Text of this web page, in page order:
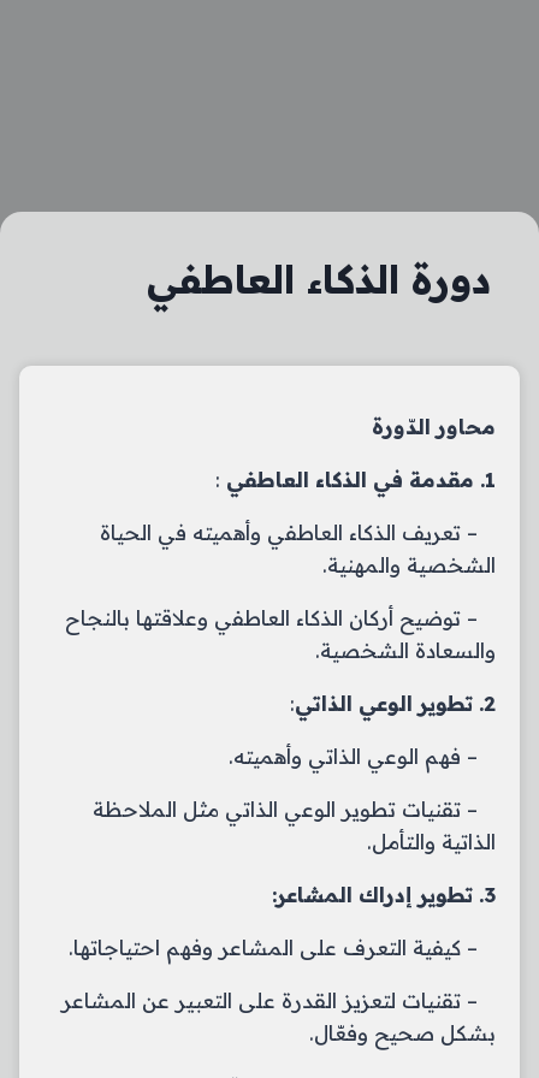
دورة الذكاء العاطفي
محاور الدّورة
1. مقدمة في الذكاء العاطفي :
– تعريف الذكاء العاطفي وأهميته في الحياة
الشخصية والمهنية.
– توضيح أركان الذكاء العاطفي وعلاقتها بالنجاح
والسعادة الشخصية.
2. تطوير الوعي الذاتي:
– فهم الوعي الذاتي وأهميته.
– تقنيات تطوير الوعي الذاتي مثل الملاحظة
الذاتية والتأمل.
3. تطوير إدراك المشاعر:
– كيفية التعرف على المشاعر وفهم احتياجاتها.
– تقنيات لتعزيز القدرة على التعبير عن المشاعر
بشكل صحيح وفعّال.